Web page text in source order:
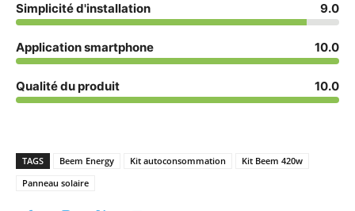
Simplicité d'installation 9.0
Application smartphone 10.0
Qualité du produit 10.0
TAGS Beem Energy Kit autoconsommation
Kit Beem 420w
Panneau solaire